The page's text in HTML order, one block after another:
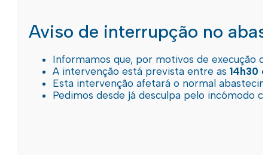
Aviso de interrupção no
Informamos que, por motivos de execução
A intervenção está prevista entre as 14h30
Esta intervenção afetará o normal
Pedimos desde já desculpa pelo incómodo